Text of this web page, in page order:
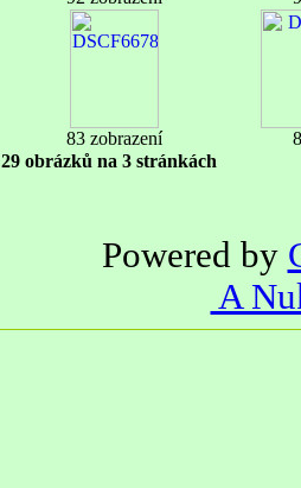
83 zobrazení
29 obrázků na 3 stránkách
Powered by
A